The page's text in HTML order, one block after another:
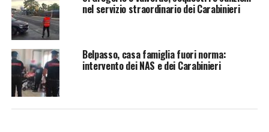
nel servizio straordinario dei Carabinieri
Belpasso, casa famiglia fuori norma:
intervento dei NAS e dei Carabinieri